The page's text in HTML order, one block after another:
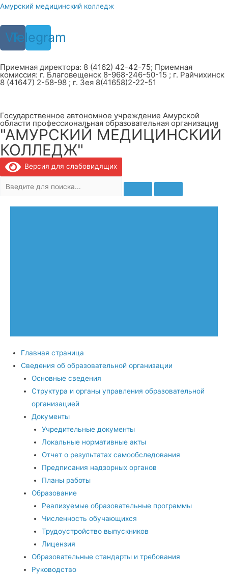
Перейти
содержимому
Амурский медицинский колледж
Vk
Telegram
Приемная директора: 8 (4162) 42-42-75; Приемная
комиссия: г. Благовещенск 8-968-246-50-15 ; г. Райчихинск
8 (41647) 2-58-98 ; г. Зея 8(41658)2-22-51
Государственное автономное учреждение Амурской
области профессиональная образовательная организация
"АМУРСКИЙ МЕДИЦИНСКИЙ
КОЛЛЕДЖ"
Версия для слабовидящих
Главная страница
Сведения об образовательной организации
Основные сведения
Структура и органы управления образовательной
организацией
Документы
Учредительные документы
Локальные нормативные акты
Отчет о результатах самообследования
Предписания надзорных органов
Планы работы
Образование
Реализуемые образовательные программы
Численность обучающихся
Трудоустройство выпускников
Лицензия
Образовательные стандарты и требования
Руководство